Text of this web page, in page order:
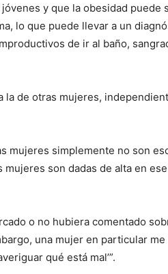
y que la obesidad puede
lo que puede llevar a un
de ir al baño,
la de otras mujeres,
mujeres simplemente no son
son dadas de alta en
o no hubiera comentado
una mujer en particular
qué está mal’”.